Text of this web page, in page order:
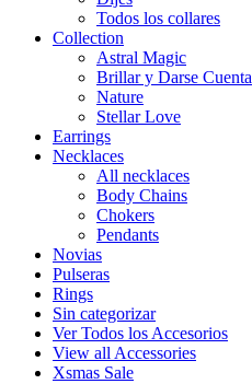
Todos los collares
Collection
Astral Magic
Brillar y Darse Cuenta
Nature
Stellar Love
Earrings
Necklaces
All necklaces
Body Chains
Chokers
Pendants
Novias
Pulseras
Rings
Sin categorizar
Ver Todos los Accesorios
View all Accessories
Xsmas Sale